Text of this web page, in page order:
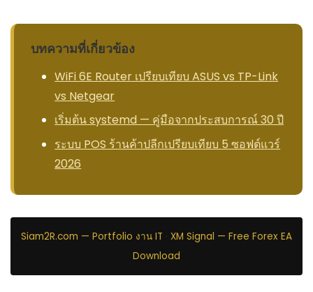
บทความที่เกี่ยวข้อง
WiFi 6E Router เปรียบเทียบ ASUS vs TP-Link
vs Netgear
เริ่มต้น systemd — คู่มือจากประสบการณ์ 30 ปี
ระบบ POS ร้านค้าปลีกเปรียบเทียบ 5 ซอฟต์แวร์
2026
Siam2R.com — Portfolio งาน IT · XM Signal — Free Forex EA
Download